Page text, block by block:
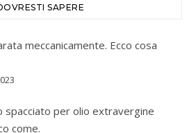
SAPERE
meccanicamente. Ecco cosa
spacciato per olio extravergine
come.